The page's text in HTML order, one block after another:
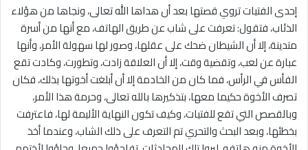
إحدى الفتيات تروي قصتها بعد أن هداها الله تعالى، ونجاها من هؤلاء
الذئاب، فتقول: تعرفت على شاب عن طريق الهاتف، مع أنها من أسرة
متدينة، إلا أن الشيطان ضحك على عقلها، وصور لها سهولة الأمر، وأنها
عبارة عن لعب، وتقضية وقت، إلا أن العلاقة زادت، وتطورت، وكادت تقع
الفأس في الرأس، فما كان من الخادمة إلا أن أبلغت أخوتها بذلك، فكان
تصرف الأخوة حكيما معها، بتذكيرها بالله تعالى، وحرمة هذا الأمر،
وبالقصص التي تقع للفتيات، وكيف تكون النهاية الأليمة لها، فاعترفت
بخطئها، وبعد البحث والتحري تم التعرف على ذلك الشاب، وعندما أخذ